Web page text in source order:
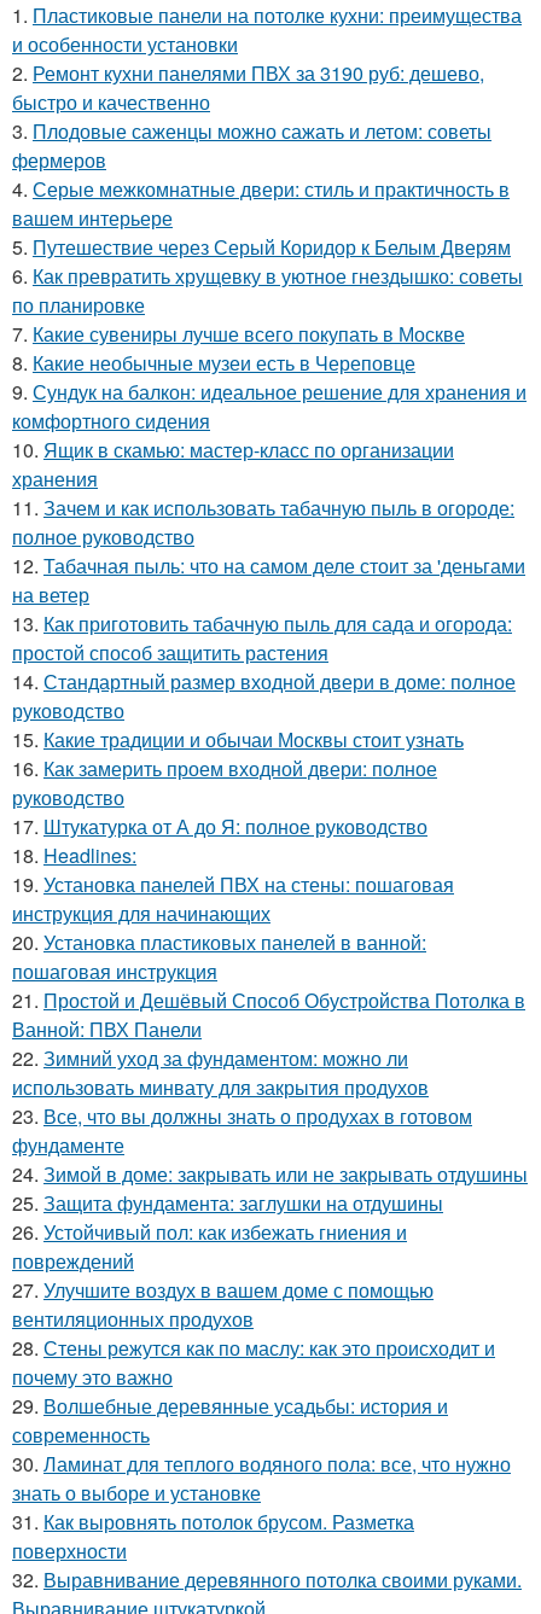
1. Пластиковые панели на потолке кухни: преимущества
и особенности установки
2. Ремонт кухни панелями ПВХ за 3190 руб: дешево,
быстро и качественно
3. Плодовые саженцы можно сажать и летом: советы
фермеров
4. Серые межкомнатные двери: стиль и практичность в
вашем интерьере
5. Путешествие через Серый Коридор к Белым Дверям
6. Как превратить хрущевку в уютное гнездышко: советы
по планировке
7. Какие сувениры лучше всего покупать в Москве
8. Какие необычные музеи есть в Череповце
9. Сундук на балкон: идеальное решение для хранения и
комфортного сидения
10. Ящик в скамью: мастер-класс по организации
хранения
11. Зачем и как использовать табачную пыль в огороде:
полное руководство
12. Табачная пыль: что на самом деле стоит за 'деньгами
на ветер
13. Как приготовить табачную пыль для сада и огорода:
простой способ защитить растения
14. Стандартный размер входной двери в доме: полное
руководство
15. Какие традиции и обычаи Москвы стоит узнать
16. Как замерить проем входной двери: полное
руководство
17. Штукатурка от А до Я: полное руководство
18. Headlines:
19. Установка панелей ПВХ на стены: пошаговая
инструкция для начинающих
20. Установка пластиковых панелей в ванной:
пошаговая инструкция
21. Простой и Дешёвый Способ Обустройства Потолка в
Ванной: ПВХ Панели
22. Зимний уход за фундаментом: можно ли
использовать минвату для закрытия продухов
23. Все, что вы должны знать о продухах в готовом
фундаменте
24. Зимой в доме: закрывать или не закрывать отдушины
25. Защита фундамента: заглушки на отдушины
26. Устойчивый пол: как избежать гниения и
повреждений
27. Улучшите воздух в вашем доме с помощью
вентиляционных продухов
28. Стены режутся как по маслу: как это происходит и
почему это важно
29. Волшебные деревянные усадьбы: история и
современность
30. Ламинат для теплого водяного пола: все, что нужно
знать о выборе и установке
31. Как выровнять потолок брусом. Разметка
поверхности
32. Выравнивание деревянного потолка своими руками.